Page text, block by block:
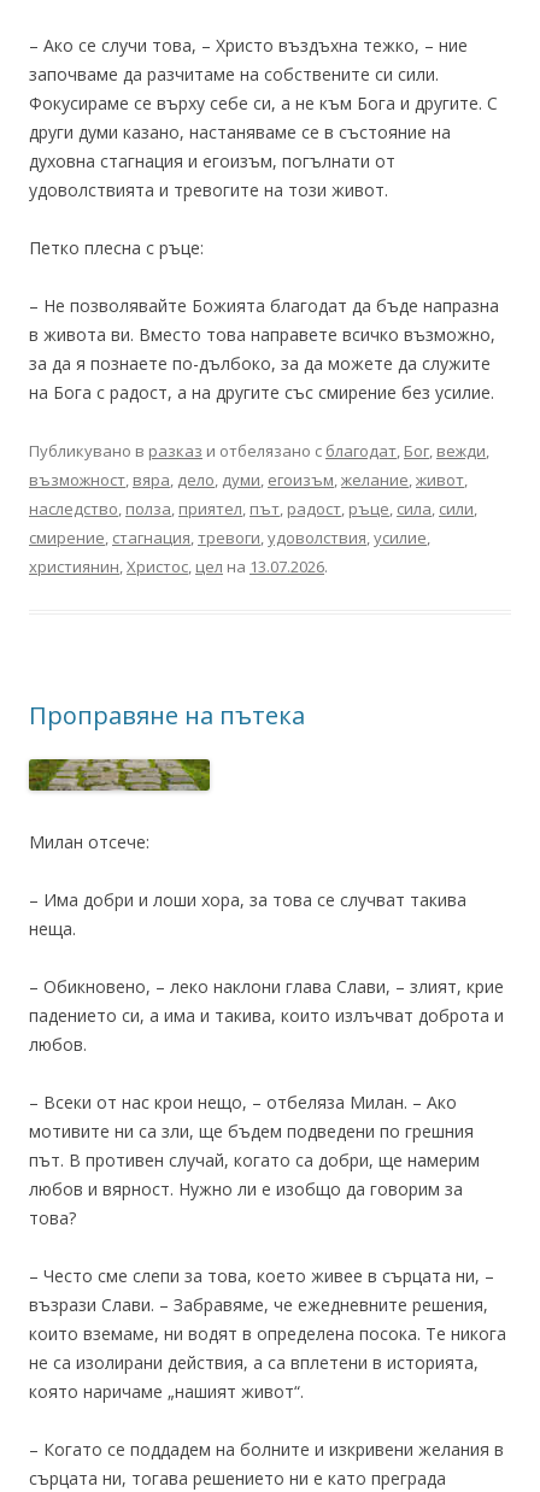
– Ако се случи това, – Христо въздъхна тежко, – ние
започваме да разчитаме на собствените си сили.
Фокусираме се върху себе си, а не към Бога и другите. С
други думи казано, настаняваме се в състояние на
духовна стагнация и егоизъм, погълнати от
удоволствията и тревогите на този живот.
Петко плесна с ръце:
– Не позволявайте Божията благодат да бъде напразна
в живота ви. Вместо това направете всичко възможно,
за да я познаете по-дълбоко, за да можете да служите
на Бога с радост, а на другите със смирение без усилие.
Публикувано в разказ и отбелязано с благодат, Бог, вежди,
възможност, вяра, дело, думи, егоизъм,желание,живот,
наследство, полза, приятел, път, радост, ръце, сила, сили,
смирение, стагнация,тревоги,удоволствия,усилие,
християнин,Христос, цел на 13.07.2026.
Проправяне на пътека
Милан отсече:
– Има добри и лоши хора, за това се случват такива
неща.
– Обикновено, – леко наклони глава Слави, – злият, крие
падението си, а има и такива, които излъчват доброта и
любов.
– Всеки от нас крои нещо, – отбеляза Милан. – Ако
мотивите ни са зли, ще бъдем подведени по грешния
път. В противен случай, когато са добри, ще намерим
любов и вярност. Нужно ли е изобщо да говорим за
това?
– Често сме слепи за това, което живее в сърцата ни, –
възрази Слави. – Забравяме, че ежедневните решения,
които вземаме, ни водят в определена посока. Те никога
не са изолирани действия, а са вплетени в историята,
която наричаме „нашият живот“.
– Когато се поддадем на болните и изкривени желания в
сърцата ни, тогава решението ни е като преграда